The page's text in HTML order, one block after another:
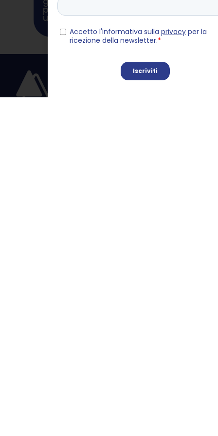
piccole imprese la domanda
under 30 supera le grandi